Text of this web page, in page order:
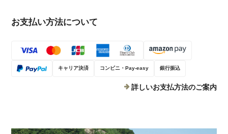
お支払い方法について
キャリア決済 コンビニ・Pay-easy 銀行振込
詳しいお支払方法のご案内